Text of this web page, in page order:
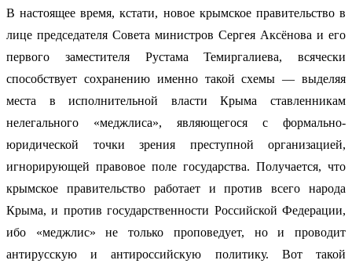
В настоящее время, кстати, новое крымское правительство в
лице председателя Совета министров Сергея Аксёнова и его
первого заместителя Рустама Темиргалиева, всячески
способствует сохранению именно такой схемы — выделяя
места в исполнительной власти Крыма ставленникам
нелегального «меджлиса», являющегося с формально-
юридической точки зрения преступной организацией,
игнорирующей правовое поле государства. Получается, что
крымское правительство работает и против всего народа
Крыма, и против государственности Российской Федерации,
ибо «меджлис» не только проповедует, но и проводит
антирусскую и антироссийскую политику. Вот такой